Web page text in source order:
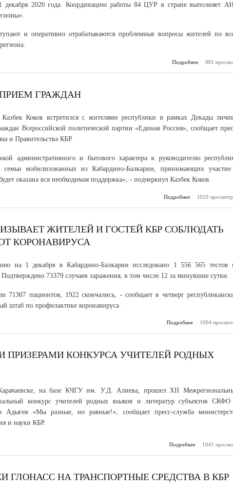
декабря 2020 года. Координацию работы 84 ЦУР в стране выполняет
и оперативно отрабатываются проблемные вопросы жителей по
Подробнее
о За два
981
ГРАЖДАН
Коков встретился с жителями республики в рамках Декады
Всероссийской политической партии «Единая Россия», сообщает
и Правительства КБР.
административного и бытового характера к руководителю
семьи мобилизованных из Кабардино-Балкарии, принимающих
оказана вся необходимая поддержка», - подчеркнул Казбек Коков.
Подробнее
о Казбек
1020
ЖИТЕЛЕЙ И ГОСТЕЙ КБР СОБЛЮДАТЬ
КОРОНАВИРУСА
на 1 декабря в Кабардино-Балкарии исследовано 1 556 565 тестов
73379 случаев заражения, в том числе 12 за минувшие сутки.
71307 пациентов, 1922 скончались, - сообщает в четверг
штаб по профилактике коронавируса.
Подробнее
о
1004
ПРИЗЕРАМИ КОНКУРСА УЧИТЕЛЕЙ РОДНЫХ
на базе КЧГУ им. У.Д. Алиева, прошел XII
конкурс учителей родных языков и литератур субъектов
Адыгея «Мы разные, но равные!», сообщает пресс-служба
и науки КБР.
Подробнее
о
1041
ГЛОНАСС НА ТРАНСПОРТНЫЕ СРЕДСТВА В КБР